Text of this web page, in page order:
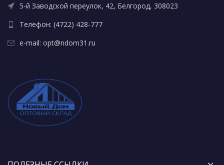
5-й Заводской переулок, 42, Белгород, 308023
Телефон: (4722) 428-777
e-mail: opt@ndom31.ru